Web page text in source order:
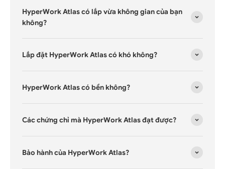
HyperWork Atlas có lắp vừa không gian của bạn
không?
Lắp đặt HyperWork Atlas có khó không?
HyperWork Atlas có bền không?
Các chứng chỉ mà HyperWork Atlas đạt được?
Bảo hành của HyperWork Atlas?